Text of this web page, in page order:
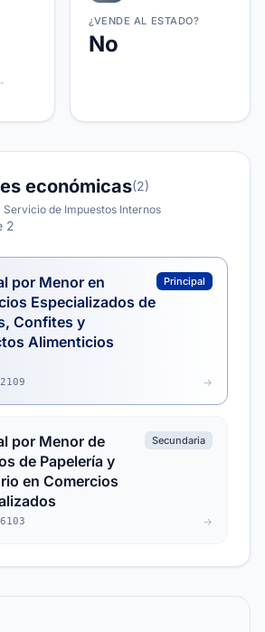
¿VENDE AL ESTADO?
No
económicas(2)
de Impuestos Internos
2
por Menor en
Especializados de
Confites y
Alimenticios
Principal
por Menor de
de Papelería y
en Comercios
Secundaria